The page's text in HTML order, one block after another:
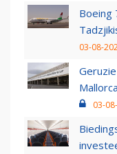
Boeing
03-08-
Mallorca
03-